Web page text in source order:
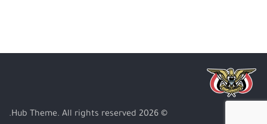
© 2026 Hub Theme. All rights reserved.